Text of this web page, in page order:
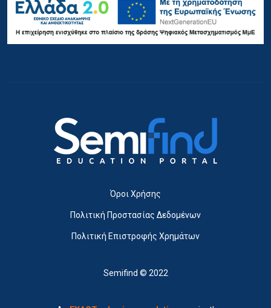
Όροι Χρήσης
Πολιτική Προστασίας Δεδομένων
Πολιτική Επιστροφής Χρημάτων
Semifind © 2022